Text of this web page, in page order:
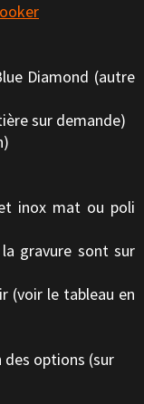
Diamond (autre
sur demande)
inox mat ou poli
gravure sont sur
(voir le tableau en
des options (sur